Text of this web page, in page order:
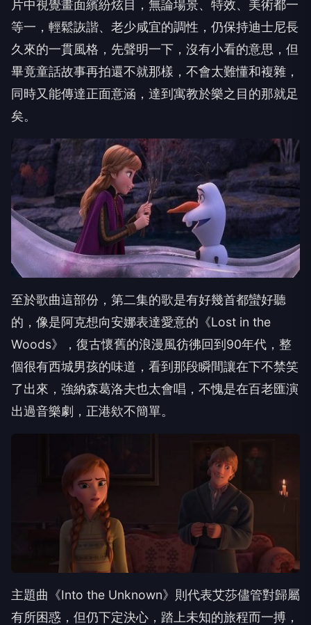
片中視覺畫面繽紛炫目，無論場景、特效、美術都一
等一，輕鬆詼諧、老少咸宜的調性，仍保持迪士尼長
久來的一貫風格，先聲明一下，沒有小看的意思，但
畢竟童話故事再拍還不就那樣，不會太難懂和複雜，
同時又能傳達正面意涵，達到寓教於樂之目的那就足
矣。
至於歌曲這部份，第二集的歌是有好幾首都蠻好聽
的，像是阿克想向安娜表達愛意的《Lost in the
Woods》，復古懷舊的浪漫風彷彿回到90年代，整
個很有西城男孩的味道，看到那段瞬間讓在下不禁笑
了出來，強納森葛洛夫也太會唱，不愧是在百老匯演
出過音樂劇，正港欸不簡單。
主題曲《Into the Unknown》則代表艾莎儘管對歸屬
有所困惑，但仍下定決心，踏上未知的旅程而一搏，